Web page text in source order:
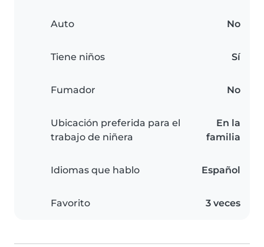
Auto No
Tiene niños Sí
Fumador No
Ubicación preferida para el
trabajo de niñera
En la
familia
Idiomas que hablo Español
Favorito 3 veces